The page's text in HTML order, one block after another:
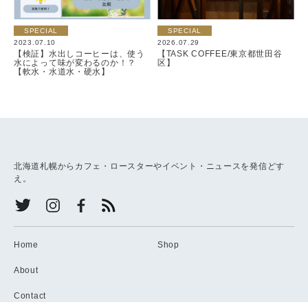
SPECIAL
2023.07.10
【検証】水出しコーヒーは、使う
水によって味が変わるのか！？
【軟水・水道水・硬水】
SPECIAL
2026.07.29
【TASK COFFEE/東京都世田谷
区】
北海道札幌からカフェ・ロースターやイベント・ニュースを発信どす
え。
Home
About
Contact
Shop